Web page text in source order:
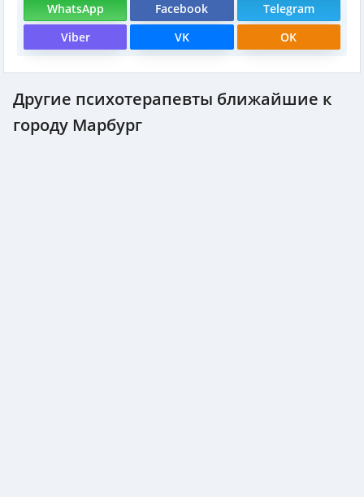
WhatsApp Facebook
Telegram
Viber
VK OK
Другие психотерапевты ближайшие к
городу Марбург